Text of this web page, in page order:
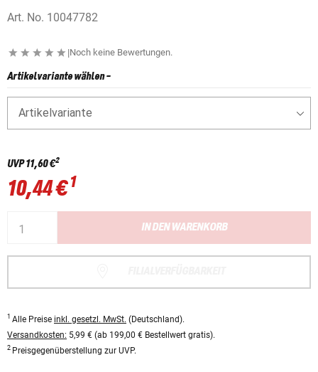
Art. No. 10047782
|Noch keine Bewertungen.
Artikelvariante wählen-
Artikelvariante
UVP11,60 €2
10,44 €1
IN DEN WARENKORB
1 Alle Preise inkl. gesetzl. MwSt. (Deutschland).
Versandkosten: 5,99 € (ab 199,00 € Bestellwert gratis).
2 Preisgegenüberstellung zur UVP.